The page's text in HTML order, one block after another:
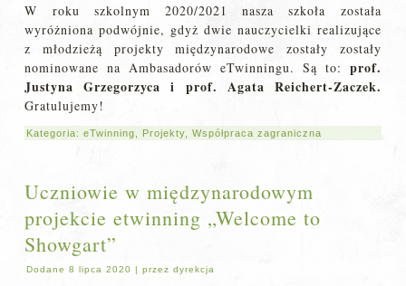
W roku szkolnym 2020/2021 nasza szkoła została
wyróżniona podwójnie, gdyż dwie nauczycielki realizujące
z młodzieżą projekty międzynarodowe zostały zostały
nominowane na Ambasadorów eTwinningu. Są to: prof.
Justyna Grzegorzyca i prof. Agata Reichert-Zaczek.
Gratulujemy!
Kategoria:eTwinning Projekty ,Współpraca zagraniczna
Uczniowie w międzynarodowym
projekcie etwinning „Welcome to
Showgart”
Dodane 8 lipca 2020 |przez dyrekcja